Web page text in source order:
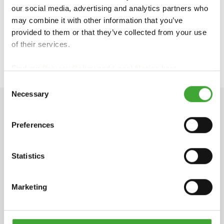
our social media, advertising and analytics partners who
may combine it with other information that you’ve
provided to them or that they’ve collected from your use
of their services.
Selection
Necessary
Preferences
Statistics
Marketing
1432 CE Aalsmeer
Nederland
https://osmonederland.nl/
klantenservice@osmonederland.nl
TECHNISCHE GEGEVENS
pdf, 177 KB
INGREDIËNTEN